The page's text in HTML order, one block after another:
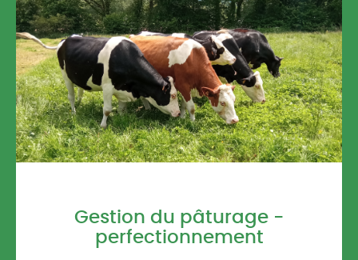
Gestion du pâturage -
perfectionnement